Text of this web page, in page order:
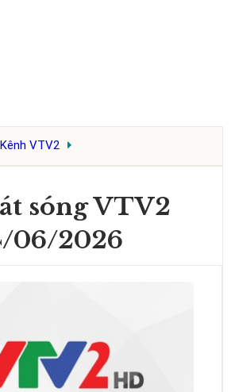
Kênh VTV2
sóng VTV2
06/2026